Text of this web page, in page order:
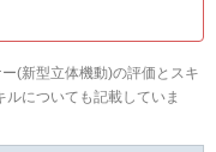
(新型立体機動)の評価とスキ
についても記載していま